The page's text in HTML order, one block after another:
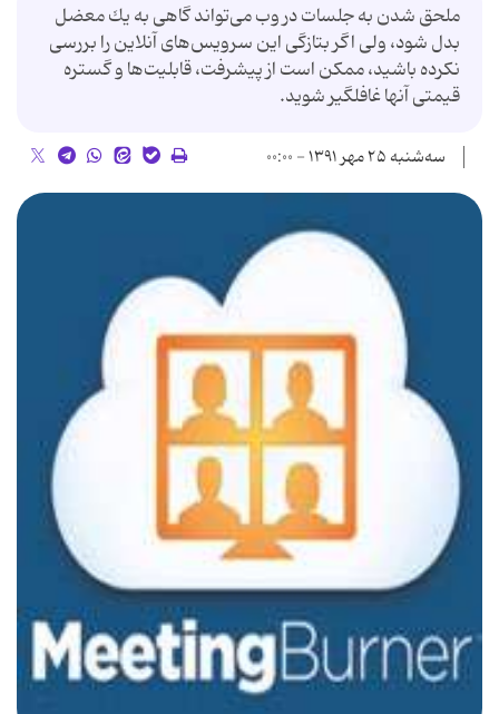
ملحق شدن به جلسات در وب می‌تواند گاهی به یك معضل
بدل شود، ولی اگر بتازگی این سرویس‌های آنلاین را بررسی
نكرده باشید، ممكن است از پیشرفت، قابلیت‌ها و گستره
قیمتی آنها غافلگیر شوید.
سه‌شنبه ۲۵ مهر ۱۳۹۱ - ۰۰:۰۰